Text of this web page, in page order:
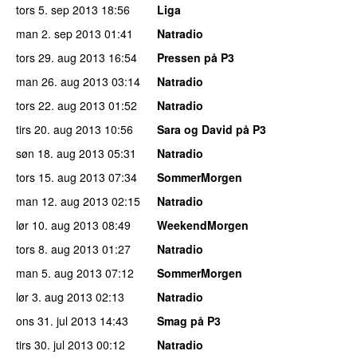
tors 5. sep 2013 18:56
Liga
man 2. sep 2013 01:41
Natradio
tors 29. aug 2013 16:54
Pressen på P3
man 26. aug 2013 03:14
Natradio
tors 22. aug 2013 01:52
Natradio
tirs 20. aug 2013 10:56
Sara og David på P3
søn 18. aug 2013 05:31
Natradio
tors 15. aug 2013 07:34
SommerMorgen
man 12. aug 2013 02:15
Natradio
lør 10. aug 2013 08:49
WeekendMorgen
tors 8. aug 2013 01:27
Natradio
man 5. aug 2013 07:12
SommerMorgen
lør 3. aug 2013 02:13
Natradio
ons 31. jul 2013 14:43
Smag på P3
tirs 30. jul 2013 00:12
Natradio